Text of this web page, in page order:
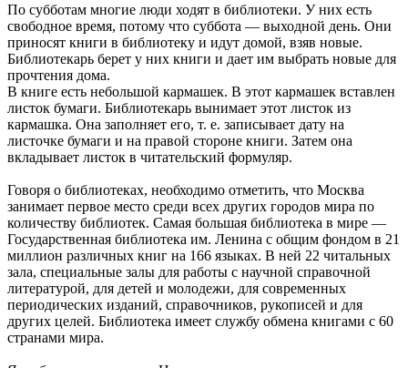
По субботам многие люди ходят в библиотеки. У них есть
свободное время, потому что суббота — выходной день. Они
приносят книги в библиотеку и идут домой, взяв новые.
Библиотекарь берет у них книги и дает им выбрать новые для
прочтения дома.
В книге есть небольшой кармашек. В этот кармашек вставлен
листок бумаги. Библиотекарь вынимает этот листок из
кармашка. Она заполняет его, т. е. записывает дату на
листочке бумаги и на правой стороне книги. Затем она
вкладывает листок в читательский формуляр.
Говоря о библиотеках, необходимо отметить, что Москва
занимает первое место среди всех других городов мира по
количеству библиотек. Самая большая библиотека в мире —
Государственная библиотека им. Ленина с общим фондом в 21
миллион различных книг на 166 языках. В ней 22 читальных
зала, специальные залы для работы с научной справочной
литературой, для детей и молодежи, для современных
периодических изданий, справочников, рукописей и для
других целей. Библиотека имеет службу обмена книгами с 60
странами мира.